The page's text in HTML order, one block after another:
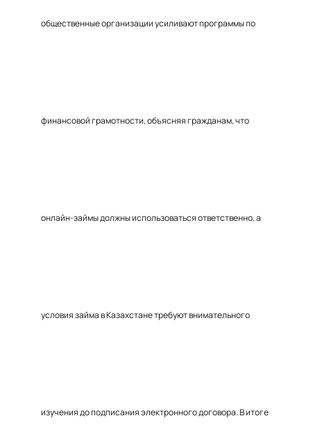
общественные организации усиливают программы по
финансовой грамотности, объясняя гражданам, что
онлайн-займы должны использоваться ответственно, а
условия займа в Казахстане требуют внимательного
изучения до подписания электронного договора. В итоге